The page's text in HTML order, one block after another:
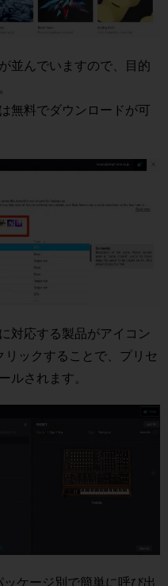
並んでいますので、目的
無料でダウンロードが可
対応する製品がアイコン
ックすることで、プリセ
ルされます。
ケージ別で簡単に呼び出